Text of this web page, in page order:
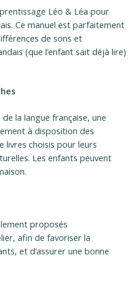
Léo & Léa pour
Ce manuel est parfaitement
de sons et
(que l’enfant sait déjà lire)
la langue française, une
à disposition des
livres choisis pour leurs
Les enfants peuvent
proposés
afin de favoriser la
et d’assurer une bonne